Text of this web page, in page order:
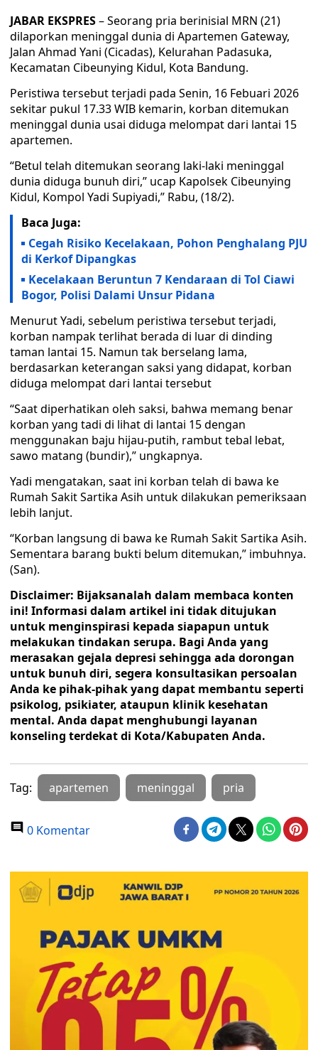
JABAR EKSPRES– Seorang pria berinisial MRN (21)
dilaporkan meninggal dunia di Apartemen Gateway,
Jalan Ahmad Yani (Cicadas), Kelurahan Padasuka,
Kecamatan Cibeunying Kidul, Kota Bandung.
Peristiwa tersebut terjadi pada Senin, 16 Febuari 2026
sekitar pukul 17.33 WIB kemarin, korban ditemukan
meninggal dunia usai diduga melompat dari lantai 15
apartemen.
“Betul telah ditemukan seorang laki-laki meninggal
dunia diduga bunuh diri,” ucap Kapolsek Cibeunying
Kidul, Kompol Yadi Supiyadi,” Rabu, (18/2).
Baca Juga:
Cegah Risiko Kecelakaan, Pohon Penghalang PJU
di Kerkof Dipangkas
Kecelakaan Beruntun 7 Kendaraan di Tol Ciawi
Bogor, Polisi Dalami Unsur Pidana
Menurut Yadi, sebelum peristiwa tersebut terjadi,
korban nampak terlihat berada di luar di dinding
taman lantai 15. Namun tak berselang lama,
berdasarkan keterangan saksi yang didapat, korban
diduga melompat dari lantai tersebut
“Saat diperhatikan oleh saksi, bahwa memang benar
korban yang tadi di lihat di lantai 15 dengan
menggunakan baju hijau-putih, rambut tebal lebat,
sawo matang (bundir),” ungkapnya.
Yadi mengatakan, saat ini korban telah di bawa ke
Rumah Sakit Sartika Asih untuk dilakukan pemeriksaan
lebih lanjut.
“Korban langsung di bawa ke Rumah Sakit Sartika Asih.
Sementara barang bukti belum ditemukan,” imbuhnya.
(San).
Disclaimer: Bijaksanalah dalam membaca konten
ini! Informasi dalam artikel ini tidak ditujukan
untuk menginspirasi kepada siapapun untuk
melakukan tindakan serupa. Bagi Anda yang
merasakan gejala depresi sehingga ada dorongan
untuk bunuh diri, segera konsultasikan persoalan
Anda ke pihak-pihak yang dapat membantu seperti
psikolog, psikiater, ataupun klinik kesehatan
mental. Anda dapat menghubungi layanan
konseling terdekat di Kota/Kabupaten Anda.
Tag: apartemen meninggal pria
0 Komentar